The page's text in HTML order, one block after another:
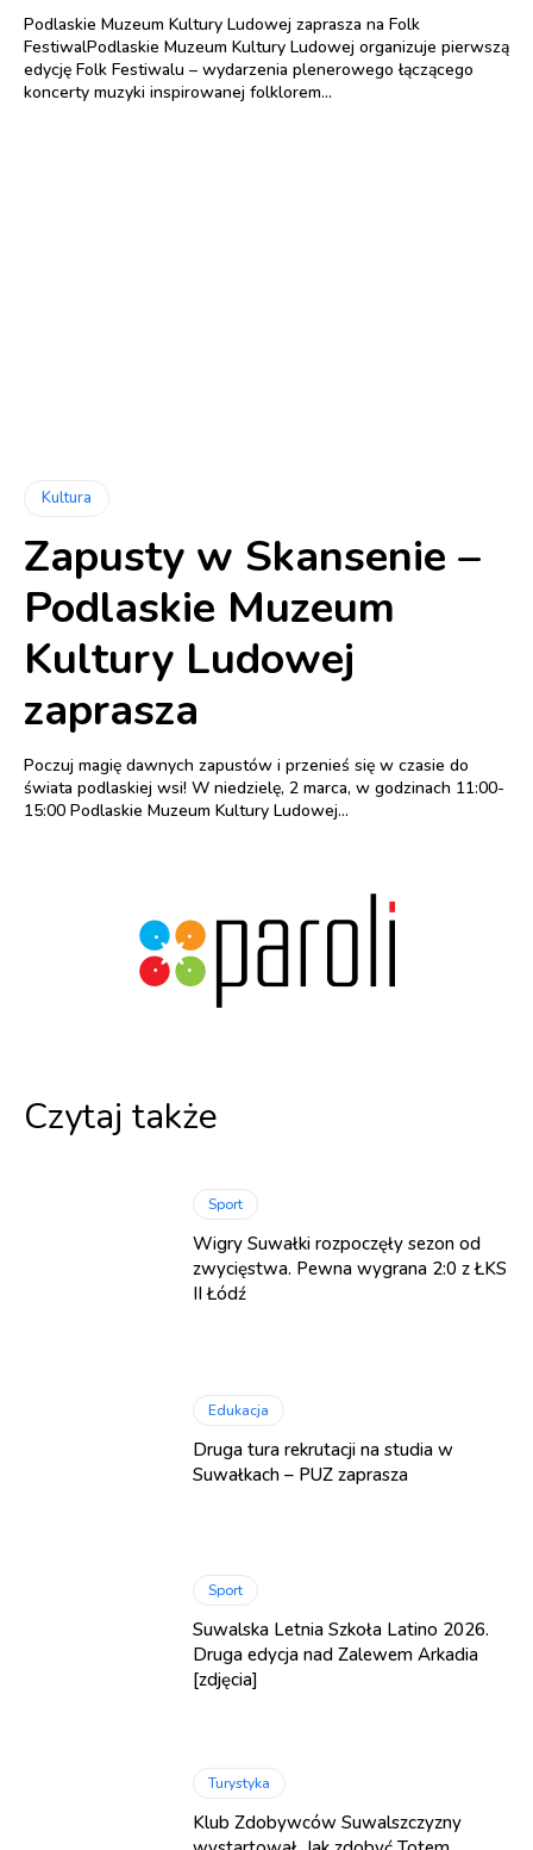
Podlaskie Muzeum Kultury Ludowej zaprasza na Folk
FestiwalPodlaskie Muzeum Kultury Ludowej organizuje pierwszą
edycję Folk Festiwalu – wydarzenia plenerowego łączącego
koncerty muzyki inspirowanej folklorem...
Kultura
Zapusty w Skansenie –
Podlaskie Muzeum
Kultury Ludowej
zaprasza
Poczuj magię dawnych zapustów i przenieś się w czasie do
świata podlaskiej wsi! W niedzielę, 2 marca, w godzinach 11:00-
15:00 Podlaskie Muzeum Kultury Ludowej...
Czytaj także
Sport
Wigry Suwałki rozpoczęły sezon od
zwycięstwa. Pewna wygrana 2:0 z ŁKS
II Łódź
Edukacja
Druga tura rekrutacji na studia w
Suwałkach – PUZ zaprasza
Sport
Suwalska Letnia Szkoła Latino 2026.
Druga edycja nad Zalewem Arkadia
[zdjęcia]
Turystyka
Klub Zdobywców Suwalszczyzny